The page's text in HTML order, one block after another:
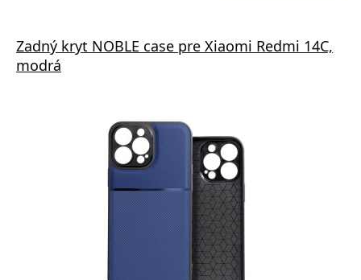
Zadný kryt NOBLE case pre Xiaomi Redmi 14C,
modrá